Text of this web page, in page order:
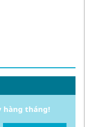
hàng tháng!